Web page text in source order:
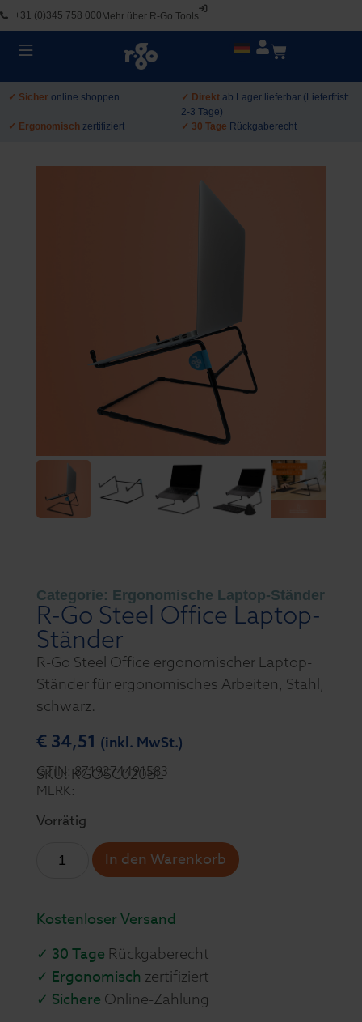
+31 (0)345 758 000 Mehr über R-Go Tools
✓ Sicher online shoppen ✓ Direkt ab Lager lieferbar (Lieferfrist:
2-3 Tage)
✓ Ergonomisch zertifiziert ✓ 30 Tage Rückgaberecht
Categorie: Ergonomische Laptop-Ständer
R-Go Steel Office Laptop-
Ständer
R-Go Steel Office ergonomischer Laptop-
Ständer für ergonomisches Arbeiten, Stahl,
schwarz.
€34,51 (inkl. MwSt.)
SKU: RGOSC020BL
GTIN: 8719274491583
MERK:
Vorrätig
In den Warenkorb
Kostenloser Versand
✓ 30 Tage Rückgaberecht
✓ Ergonomisch zertifiziert
✓ Sichere Online-Zahlung